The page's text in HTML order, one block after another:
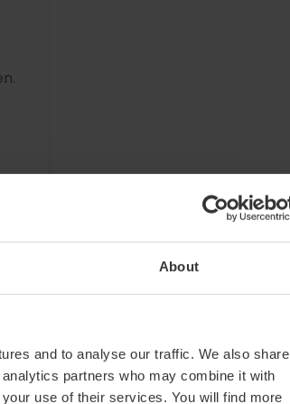
About
and to analyse our traffic. We also share
partners who may combine it with
use of their services. You will find more